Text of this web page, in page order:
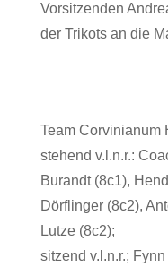
Vorsitzenden
der Trikots an die
Team Corvinianum
stehend v.l.n.r.:
Burandt (8c1),
Dörflinger (8c2),
Lutze (8c2);
sitzend v.l.n.r.;